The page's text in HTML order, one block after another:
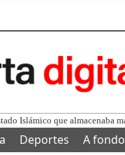
Deportes A fondo